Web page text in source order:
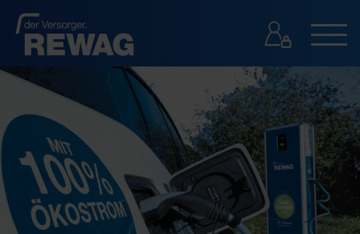
GESCHÄFTSKUNDEN
GESCHÄFTSKUNDEN
PRESSE KONTAKT
SUCHE